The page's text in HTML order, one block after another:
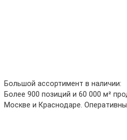
Большой ассортимент в наличии:
Более 900 позиций и 60 000 м²
Москве и Краснодаре.